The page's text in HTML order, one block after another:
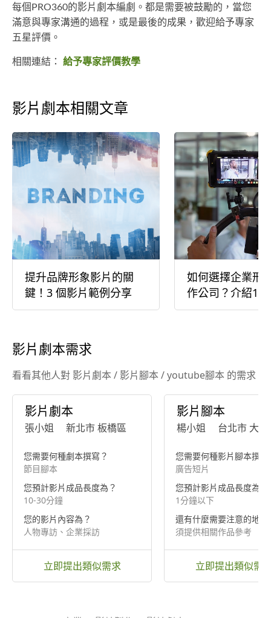
每個PRO360的影片劇本編劇。都是需要被鼓勵的，當您
滿意與專家溝通的過程，或是最後的成果，歡迎給予專家
五星評價。
相關連結： 給予專家評價教學
影片劇本相關文章
提升品牌形象影片的關
鍵！3 個影片範例分享
如何選擇企業形
作公司？介紹10
作公司
影片劇本需求
看看其他人對 影片劇本 / 影片腳本 / youtube腳本 的需求
影片劇本
張小姐 新北市 板橋區
您需要何種劇本撰寫？
節目腳本
您預計影片成品長度為？
10-30分鐘
您的影片內容為？
人物專訪、企業採訪
立即提出類似需求
影片腳本
楊小姐 台北市 大
您需要何種影片腳本撰寫
廣告短片
您預計影片成品長度為？
1分鐘以下
還有什麼需要注意的地方
須提供相關作品參考
立即提出類似需